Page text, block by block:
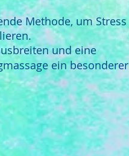
Methode, um Stress
und eine
ein besonderer